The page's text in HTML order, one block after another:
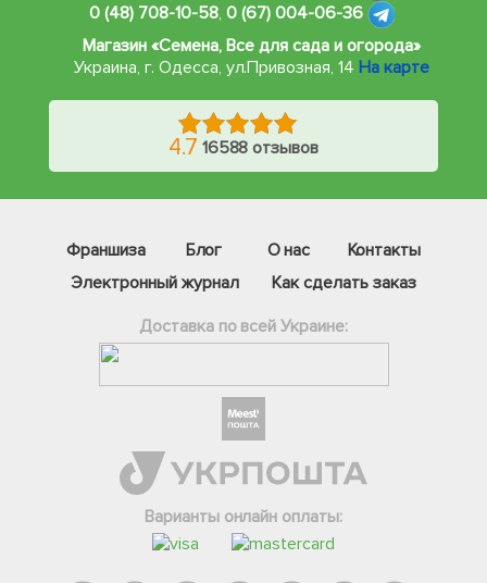
0 (48) 708-10-58, 0 (67) 004-06-36
Магазин «Семена, Все для сада и огорода»
Украина, г. Одесса, ул.Привозная, 14 На карте
4.7 16588 отзывов
Франшиза Блог О нас
Контакты
Электронный журнал
Как сделать заказ
Доставка по всей Украине:
Варианты онлайн оплаты:
Телеграм
Вайбер